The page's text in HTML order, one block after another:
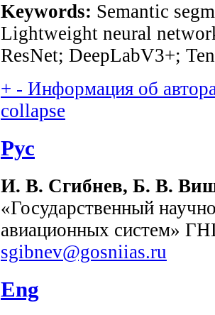
Keywords: Semantic
Lightweight neural
ResNet; DeepLabV3+;
+ - Информация об
collapse
Рус
И. В. Сгибнев, Б. В.
«Государственный
авиационных систем»
sgibnev@gosniias.ru
Eng